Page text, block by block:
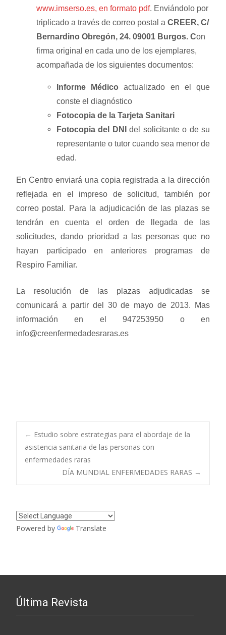
www.imserso.es, en formato pdf. Enviándolo por
triplicado a través de correo postal a CREER, C/
Bernardino Obregón, 24. 09001 Burgos. Con
firma original en cada uno de los ejemplares,
acompañada de los siguientes documentos:
Informe Médico actualizado en el que
conste el diagnóstico
Fotocopia de la Tarjeta Sanitari
Fotocopia del DNI
del solicitante o de su
representante o tutor cuando sea menor de
edad.
En Centro enviará una copia registrada a la dirección
reflejada en el impreso de solicitud, también por
correo postal. Para la adjudicación de las plazas se
tendrán en cuenta el orden de llegada de las
solicitudes, dando prioridad a las personas que no
hayan participado en anteriores programas de
Respiro Familiar.
La resolución de las plazas adjudicadas se
comunicará a partir del 30 de mayo de 2013. Mas
información en el 947253950 o en
info@creenfermedadesraras.es
Navegación
entradas
← Estudio sobre estrategias para el abordaje de la
asistencia sanitaria de las personas con
enfermedades raras
DÍA MUNDIAL ENFERMEDADES RARAS →
Powered by Translate
Última Revista